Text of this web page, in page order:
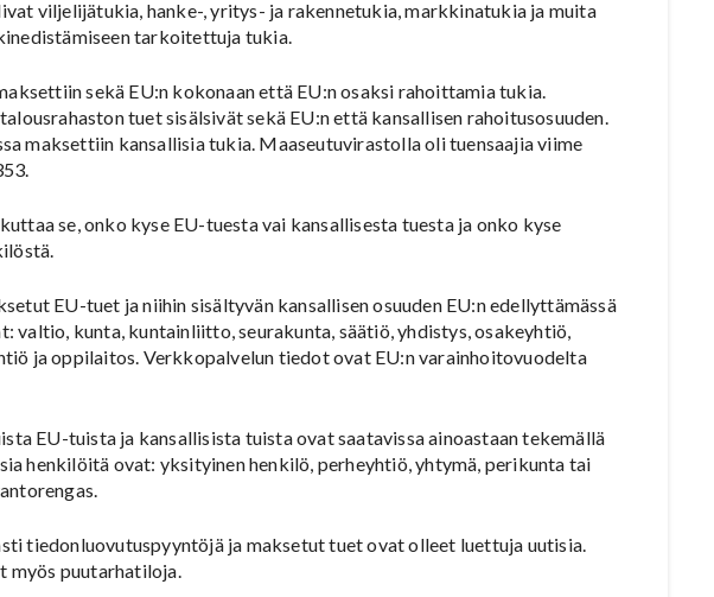
viljelijätukia, hanke-, yritys- ja rakennetukia, markkinatukia ja muita
tarkoitettuja tukia.
sekä EU:n kokonaan että EU:n osaksi rahoittamia tukia.
tuet sisälsivät sekä EU:n että kansallisen rahoitusosuuden.
maksettiin kansallisia tukia. Maaseutuvirastolla oli tuensaajia viime
se, onko kyse EU-tuesta vai kansallisesta tuesta ja onko kyse
EU-tuet ja niihin sisältyvän kansallisen osuuden EU:n edellyttämässä
valtio, kunta, kuntainliitto, seurakunta, säätiö, yhdistys, osakeyhtiö,
ja oppilaitos. Verkkopalvelun tiedot ovat EU:n varainhoitovuodelta
EU-tuista ja kansallisista tuista ovat saatavissa ainoastaan tekemällä
henkilöitä ovat: yksityinen henkilö, perheyhtiö, yhtymä, perikunta tai
tiedonluovutuspyyntöjä ja maksetut tuet ovat olleet luettuja uutisia.
myös puutarhatiloja.